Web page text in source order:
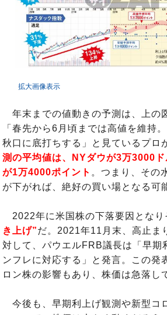
拡大画像表示
年末までの値動きの予測は、上の
「春先から6月頃までは高値を維持
秋口に底打ちする」と見ているプロ
測の平均値は、NYダウが3万3000
が1万4000ポイント 。つまり、その
が下がれば、絶好の買い場となる可
2022年に米国株の下落要因となり
き上げ”だ。2021年11月末、高止ま
対して、パウエルFRB議長は「早期
ンフレに対応する」と発言。この発
ロン株の影響もあり、株価は急落し
今後も、早期利上げ観測や新型コ